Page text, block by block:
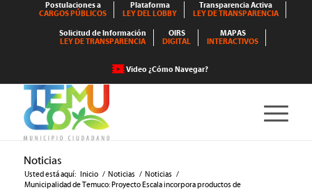
Postulaciones a
CARGOS PÚBLICOS
Plataforma
LEY DEL LOBBY
Transparencia Activa
LEY DE TRANSPARENCIA
Solicitud de Información
LEY DE TRANSPARENCIA
OIRS
DIGITAL
MAPAS
INTERACTIVOS
Video ¿Cómo Navegar?
Noticias
Usted está aquí: Inicio / Noticias / Noticias /
Municipalidad de Temuco: Proyecto Escala incorpora productos de